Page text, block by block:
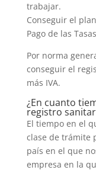
trabajar.
Conseguir el
Pago de las
Por norma
conseguir el
más IVA.
¿En cuanto
registro
El tiempo en el
clase de trámite
país en el que
empresa en la